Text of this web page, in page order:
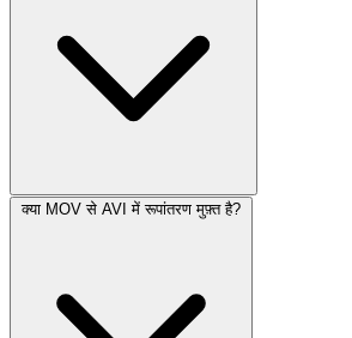
क्या MOV से AVI में रूपांतरण मुफ़्त है?